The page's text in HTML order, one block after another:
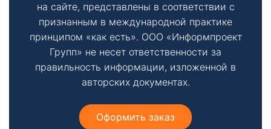
на сайте, представлены в соответствии с
признанным в международной практике
принципом «как есть». ООО «Информпроект
Групп» не несет ответственности за
правильность информации, изложенной в
авторских документах.
Оформить заказ